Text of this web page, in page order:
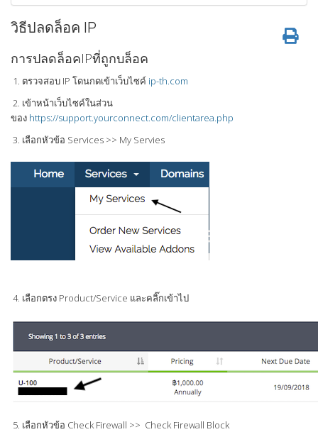
วิธีปลดล็อค IP
การปลดล็อคIPที่ถูกบล็อค
1. ตรวจสอบ IP โดนกดเข้าเว็บไซค์ ip-th.com
2. เข้าหน้าเว็บไซค์ในส่วน
ของ https://support.yourconnect.com/clientarea.php
3. เลือกหัวข้อ Services >> My Servies
4. เลือกตรง Product/Service และคลิ๊กเข้าไป
5. เลือกหัวข้อ Check Firewall >> Check Firewall Block